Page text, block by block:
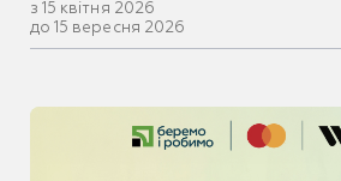
з 15 квітня 2026
до 15 вересня 2026